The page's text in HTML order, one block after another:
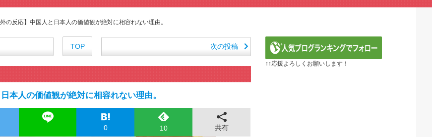
『アニメ海外の反応』幼女戦記Ⅱ 第5話
外国人「ひどい奴なのに視聴者から愛される日本のアニメキャラがこちら」（海外の反応）
海外の反応アニメ【ONE PIECE】第1172話感想「ちょっと今はルフィを擁護する...
海外「お堅いうちの家族に見せるべき日本アニメはなんだろう？」
『アニメ海外の反応』無職転生Ⅲ ～異世界行ったら本気だす～（3期） 第6話
【朗報】齋藤飛鳥、前屈みで完全に見えてる動画が拡散されてしまう…
155cm55kgの女性の食事より243cm120kgのダチョウの食事の方がヘルシー...
舌を絡ませて、唾液交換して── ちゅっちゅしながらの濃厚エッ画像♪
外の反応】中国人と日本人の価値観が絶対に相容れない理由。
TOP 次の投稿
本人の価値観が絶対に相容れない理由。
0 10 共有
↑↑応援よろしくお願いします！